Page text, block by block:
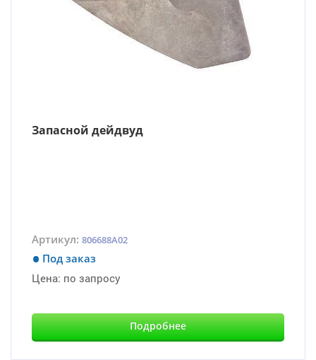
Запасной дейдвуд
Артикул: 806688A02
Под заказ
Цена: по запросу
Подробнее